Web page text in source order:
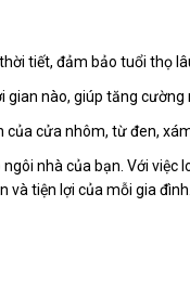
tiết, đảm bảo tuổi thọ
nào, giúp tăng cường
cửa nhôm, từ đen,
nhà của bạn. Với việc
tiện lợi của mỗi gia đình.